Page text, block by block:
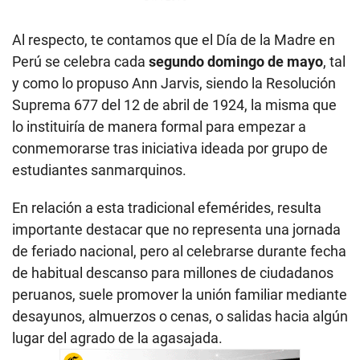
Al respecto, te contamos que el Día de la Madre en
Perú se celebra cada segundo domingo de mayo, tal
y como lo propuso Ann Jarvis, siendo la Resolución
Suprema 677 del 12 de abril de 1924, la misma que
lo instituiría de manera formal para empezar a
conmemorarse tras iniciativa ideada por grupo de
estudiantes sanmarquinos.
En relación a esta tradicional efemérides, resulta
importante destacar que no representa una jornada
de feriado nacional, pero al celebrarse durante fecha
de habitual descanso para millones de ciudadanos
peruanos, suele promover la unión familiar mediante
desayunos, almuerzos o cenas, o salidas hacia algún
lugar del agrado de la agasajada.